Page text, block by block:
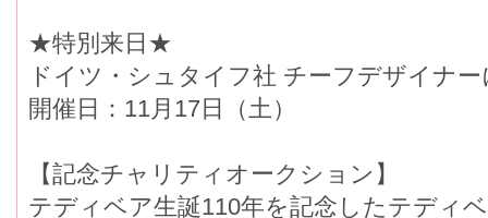
★特別来日★
ドイツ・シュタイフ社 チーフデザイナ
開催日：11月17日（土）
【記念チャリティオークション】
テディベア生誕110年を記念したテディ